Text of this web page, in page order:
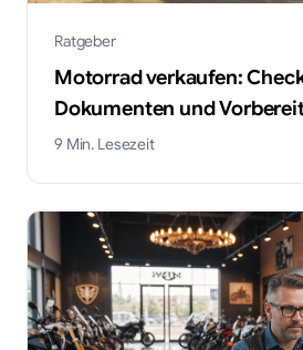
Ratgeber
Motorrad verkaufen:
Dokumenten und
9 Min. Lesezeit